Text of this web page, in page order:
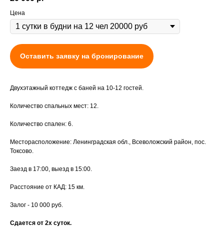
Цена
Оставить заявку на бронирование
Двухэтажный коттедж с баней на 10-12 гостей.
Количество спальных мест: 12.
Количество спален: 6.
Месторасположение: Ленинградская обл., Всеволожский район, пос.
Токсово.
Заезд в 17:00, выезд в 15:00.
Расстояние от КАД: 15 км.
Залог - 10 000 руб.
Сдается от 2х суток.